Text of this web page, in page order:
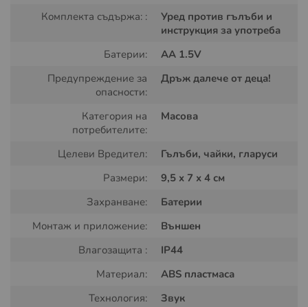
Как Действа Уредът "Weitech WK-
0021" за Отблъскване на Птици
предотвратява кацането на гълъби и други птици
върху балкони и прозорци. То работи, като излъчва
Силата на звука се регулира в зависимост от
плътността на птиците в района: при висока плътност
се използва по-силна честота, а при по-малко птици -
Комплекта съдържа: :
Уред против гълъби и
инструкция за употреба
Батерии:
AA 1.5V
Предупреждение за
опасности:
Дръж далече от деца!
Категория на
потребителите:
Масова
Целеви Вредител:
Гълъби, чайки, гларуси
Размери:
9,5 x 7 x 4 см
Захранване:
Батерии
Монтаж и приложение:
Външен
Влагозащита :
IP44
Материал:
ABS пластмаса
Технология:
Звук